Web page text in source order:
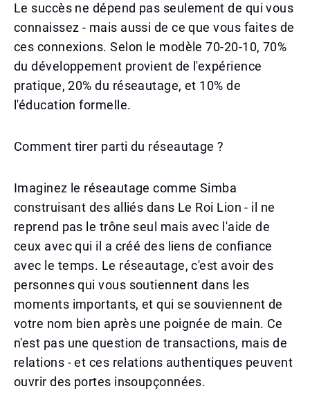
Le succès ne dépend pas seulement de qui vous
connaissez - mais aussi de ce que vous faites de
ces connexions. Selon le modèle 70-20-10, 70%
du développement provient de l'expérience
pratique, 20% du réseautage, et 10% de
l'éducation formelle.
Comment tirer parti du réseautage ?
Imaginez le réseautage comme Simba
construisant des alliés dans Le Roi Lion - il ne
reprend pas le trône seul mais avec l'aide de
ceux avec qui il a créé des liens de confiance
avec le temps. Le réseautage, c'est avoir des
personnes qui vous soutiennent dans les
moments importants, et qui se souviennent de
votre nom bien après une poignée de main. Ce
n'est pas une question de transactions, mais de
relations - et ces relations authentiques peuvent
ouvrir des portes insoupçonnées.